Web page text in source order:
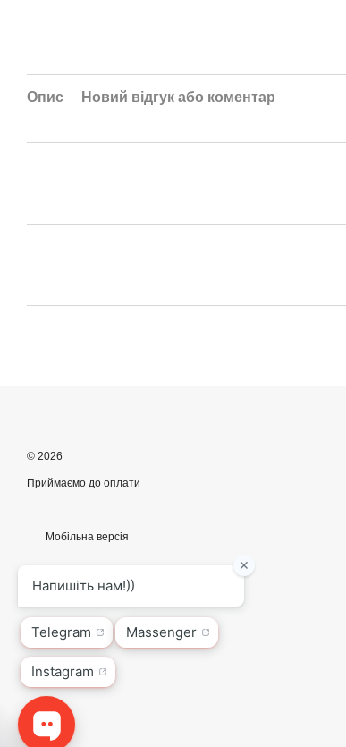
Опис Новий відгук або коментар
© 2026
Приймаємо до оплати
Мобільна версія